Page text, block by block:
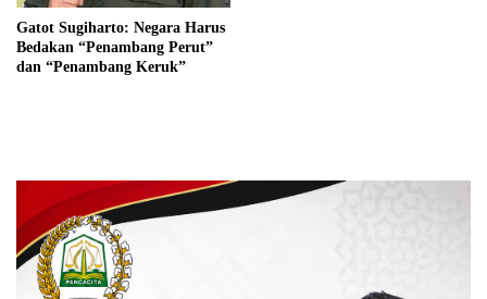
Gatot Sugiharto: Negara Harus
Bedakan “Penambang Perut”
dan “Penambang Keruk”